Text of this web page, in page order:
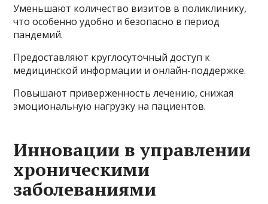
Уменьшают количество визитов в поликлинику,
что особенно удобно и безопасно в период
пандемий.
Предоставляют круглосуточный доступ к
медицинской информации и онлайн-поддержке.
Повышают приверженность лечению, снижая
эмоциональную нагрузку на пациентов.
Инновации в управлении
хроническими
заболеваниями